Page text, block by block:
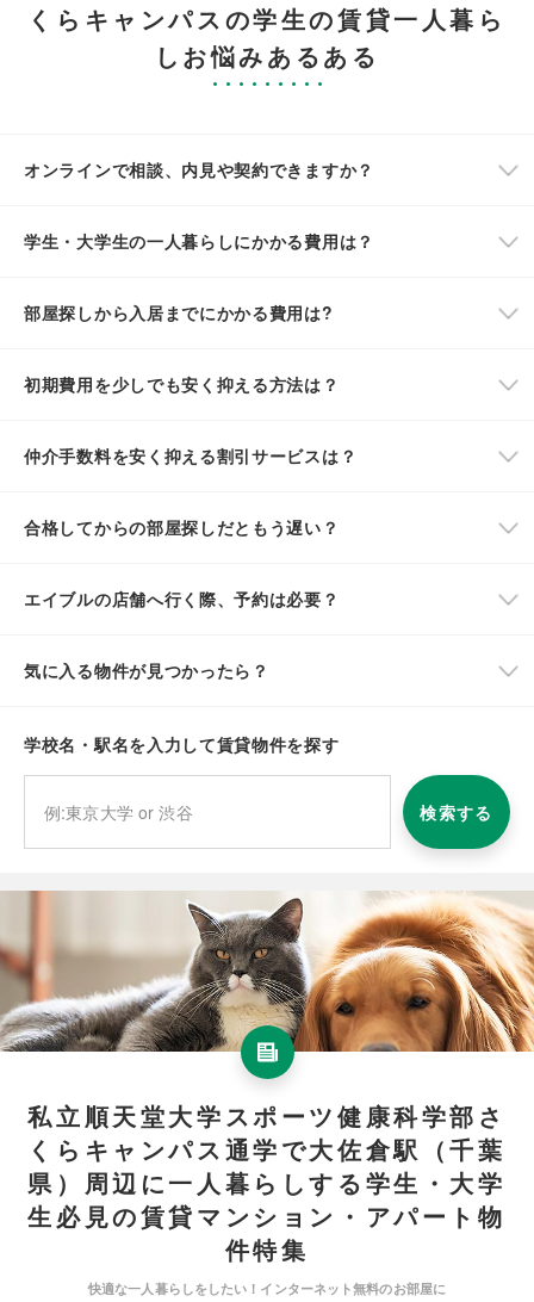
くらキャンパスの学生の賃貸一人暮ら
しお悩みあるある
オンラインで相談、内見や契約できますか？
学生・大学生の一人暮らしにかかる費用は？
部屋探しから入居までにかかる費用は?
初期費用を少しでも安く抑える方法は？
仲介手数料を安く抑える割引サービスは？
合格してからの部屋探しだともう遅い？
エイブルの店舗へ行く際、予約は必要？
気に入る物件が見つかったら？
学校名・駅名を入力して賃貸物件を探す
検索する
私立順天堂大学スポーツ健康科学部さ
くらキャンパス通学で大佐倉駅（千葉
県）周辺に一人暮らしする学生・大学
生必見の賃貸マンション・アパート物
件特集
快適な一人暮らしをしたい！インターネット無料のお部屋に